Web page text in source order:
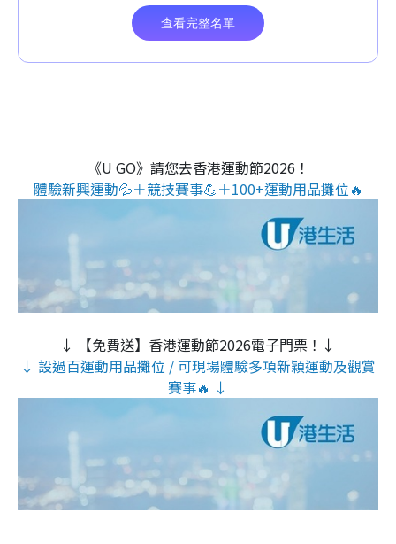
《U GO》請您去香港運動節2026！
體驗新興運動💦＋競技賽事💪＋100+運動用品攤位🔥
↓ 【免費送】香港運動節2026電子門票！↓
↓ 設過百運動用品攤位 / 可現場體驗多項新穎運動及觀賞
賽事🔥 ↓